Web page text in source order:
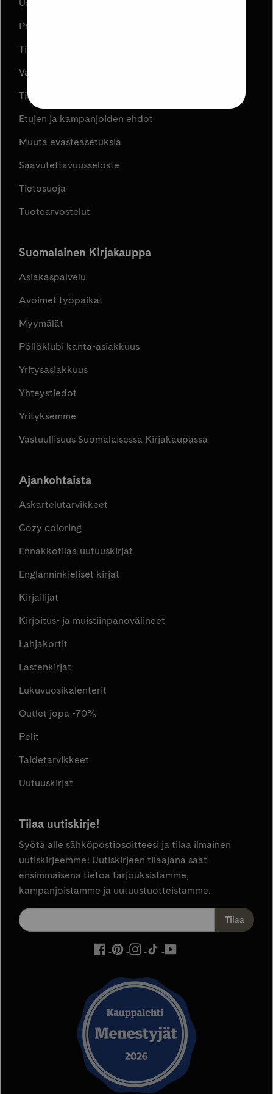
Usein kysyttyä
Palautukset
Tilauksen peruuttaminen
Varaa ja Nouda
Tilaus- ja toimitusehdot
Etujen ja kampanjoiden ehdot
Muuta evästeasetuksia
Saavutettavuusseloste
Tietosuoja
Tuotearvostelut
Suomalainen Kirjakauppa
Asiakaspalvelu
Avoimet työpaikat
Myymälät
Pöllöklubi kanta-asiakkuus
Yritysasiakkuus
Yhteystiedot
Yrityksemme
Vastuullisuus Suomalaisessa Kirjakaupassa
Ajankohtaista
Askartelutarvikkeet
Cozy coloring
Ennakkotilaa uutuuskirjat
Englanninkieliset kirjat
Kirjailijat
Kirjoitus- ja muistiinpanovälineet
Lahjakortit
Lastenkirjat
Lukuvuosikalenterit
Outlet jopa -70%
Pelit
Taidetarvikkeet
Uutuuskirjat
Tilaa uutiskirje!
Syötä alle sähköpostiosoitteesi ja tilaa ilmainen
uutiskirjeemme! Uutiskirjeen tilaajana saat
ensimmäisenä tietoa tarjouksistamme,
kampanjoistamme ja uutuustuotteistamme.
ulkoinen
avautuu
uuteen
välilehteen
ulkoinen
avautuu
uuteen
välilehteen
ulkoinen
avautuu
uuteen
välilehteen
ulkoinen
uuteen
välilehteen
välilehteen